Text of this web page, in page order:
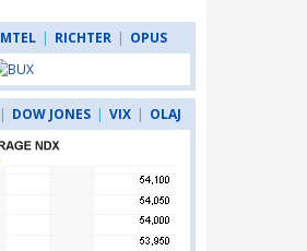
MTEL | RICHTER | OPUS
| DOW JONES | VIX | OLAJ